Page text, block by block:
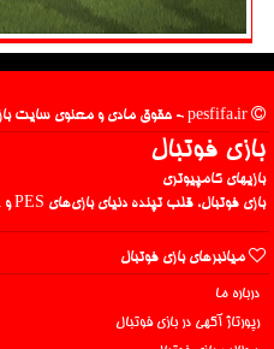
بازی فوتبال
بازیهای کامپیوتری
بازی فوتبال، قلب تپنده دنیای بازی‌های PES و FIFA
میانبرهای بازی فوتبال
درباره ما
رپورتاژ آگهی در بازی فوتبال